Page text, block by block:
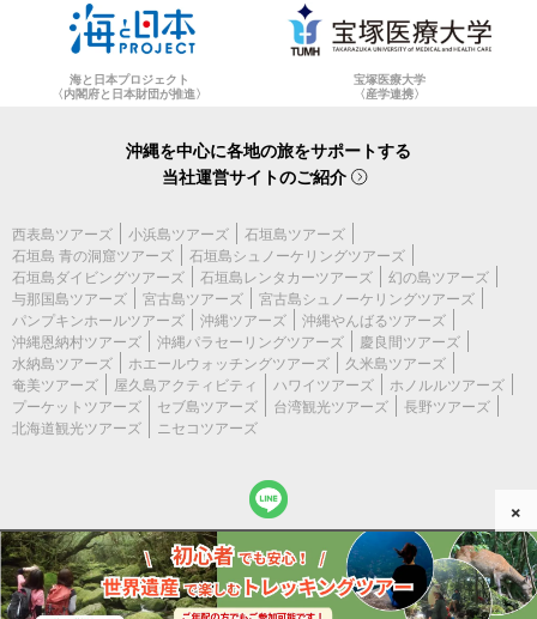
海と日本プロジェクト
〈内閣府と日本財団が推進〉
宝塚医療大学
〈産学連携〉
沖縄を中心に各地の旅をサポートする
当社運営サイトのご紹介
西表島ツアーズ 小浜島ツアーズ
石垣島ツアーズ
石垣島 青の洞窟ツアーズ
石垣島シュノーケリングツアーズ
石垣島ダイビングツアーズ
石垣島レンタカーツアーズ
幻の島ツアーズ
与那国島ツアーズ
宮古島ツアーズ
宮古島シュノーケリングツアーズ
パンプキンホールツアーズ
沖縄ツアーズ
沖縄やんばるツアーズ
沖縄恩納村ツアーズ
沖縄パラセーリングツアーズ
慶良間ツアーズ
水納島ツアーズ
ホエールウォッチングツアーズ
久米島ツアーズ
奄美ツアーズ
屋久島アクティビティ ハワイツアーズ
ホノルルツアーズ
プーケットツアーズ
セブ島ツアーズ 台湾観光ツアーズ
長野ツアーズ
北海道観光ツアーズ
ニセコツアーズ
(c) 2026 屋久島アクティビティ All Rights Reserved.
×